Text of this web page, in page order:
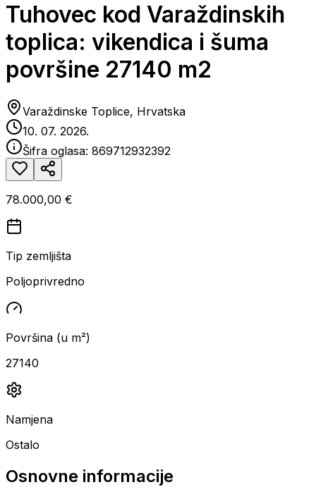
Tuhovec kod Varaždinskih
toplica: vikendica i šuma
površine 27140 m2
Varaždinske Toplice, Hrvatska
10. 07. 2026.
Šifra oglasa: 869712932392
78.000,00 €
Tip zemljišta
Poljoprivredno
Površina (u m²)
27140
Namjena
Ostalo
Osnovne informacije